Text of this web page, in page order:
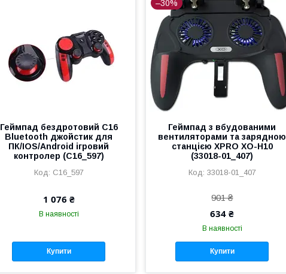
Геймпад бездротовий C16
Bluetooth джойстик для
ПК/IOS/Android ігровий
контролер (C16_597)
C16_597
1 076 ₴
В наявності
Купити
–30%
Геймпад з вбудованими
вентиляторами та зарядною
станцією XPRO XO-H10
(33018-01_407)
33018-01_407
901 ₴
634 ₴
В наявності
Купити